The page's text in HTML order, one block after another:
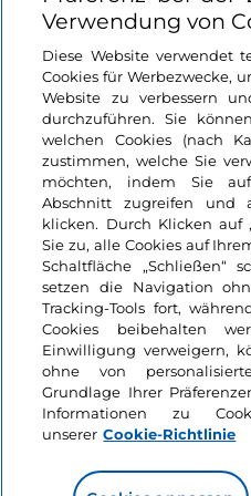
Login
Bleiben wir in Kontakt
Verwendung von
Diese Website verwendet
Cookies für Werbezwecke,
Website zu verbessern
durchzuführen. Sie
welchen Cookies (nach
zustimmen, welche Sie
möchten, indem Sie
Abschnitt zugreifen und
klicken. Durch Klicken auf
Sie zu, alle Cookies auf
Schaltfläche „Schließen“
setzen die Navigation
Tracking-Tools fort,
Cookies beibehalten
Einwilligung verweigern,
ohne von
Grundlage Ihrer
Informationen zu
unserer Cookie-Richtlinie